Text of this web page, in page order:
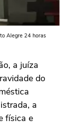
Alegre 24 horas
a juíza
do
a
física e